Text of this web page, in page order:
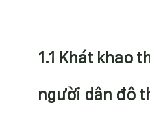
1.1 Khát khao
người dân đô